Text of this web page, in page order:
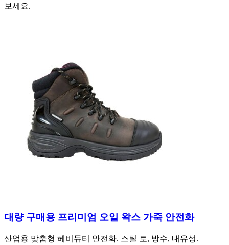
보세요.
대량 구매용 프리미엄 오일 왁스 가죽 안전화
산업용 맞춤형 헤비듀티 안전화. 스틸 토, 방수, 내유성.